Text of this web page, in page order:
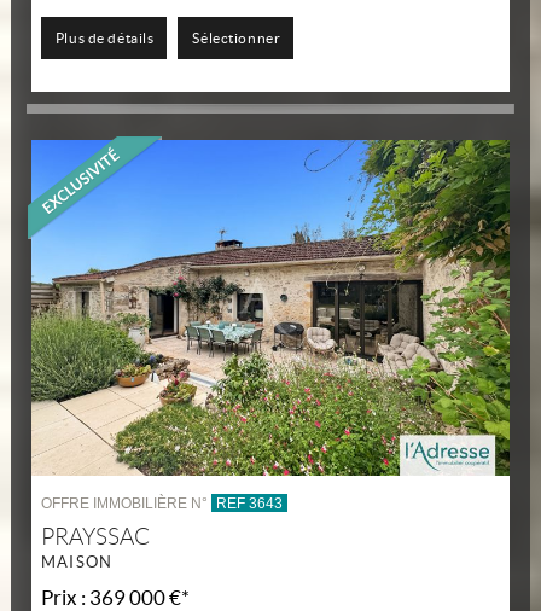
Plus de détails Sélectionner
OFFRE IMMOBILIÈRE N° REF 3643
PRAYSSAC
MAISON
Prix : 369 000 €*